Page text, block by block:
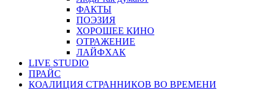
ФАКТЫ
ПОЭЗИЯ
ХОРОШЕЕ КИНО
ОТРАЖЕНИЕ
ЛАЙФХАК
LIVE STUDIO
ПРАЙС
КОАЛИЦИЯ СТРАННИКОВ ВО ВРЕМЕНИ